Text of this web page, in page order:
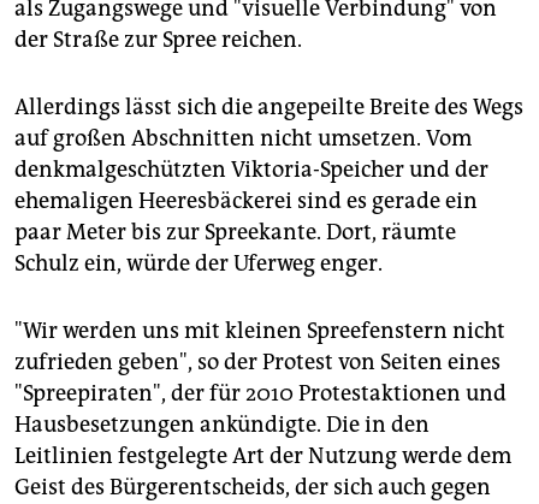
als Zugangswege und "visuelle Verbindung" von
der Straße zur Spree reichen.
Allerdings lässt sich die angepeilte Breite des Wegs
auf großen Abschnitten nicht umsetzen. Vom
denkmalgeschützten Viktoria-Speicher und der
ehemaligen Heeresbäckerei sind es gerade ein
paar Meter bis zur Spreekante. Dort, räumte
Schulz ein, würde der Uferweg enger.
"Wir werden uns mit kleinen Spreefenstern nicht
zufrieden geben", so der Protest von Seiten eines
"Spreepiraten", der für 2010 Protestaktionen und
Hausbesetzungen ankündigte. Die in den
Leitlinien festgelegte Art der Nutzung werde dem
Geist des Bürgerentscheids, der sich auch gegen